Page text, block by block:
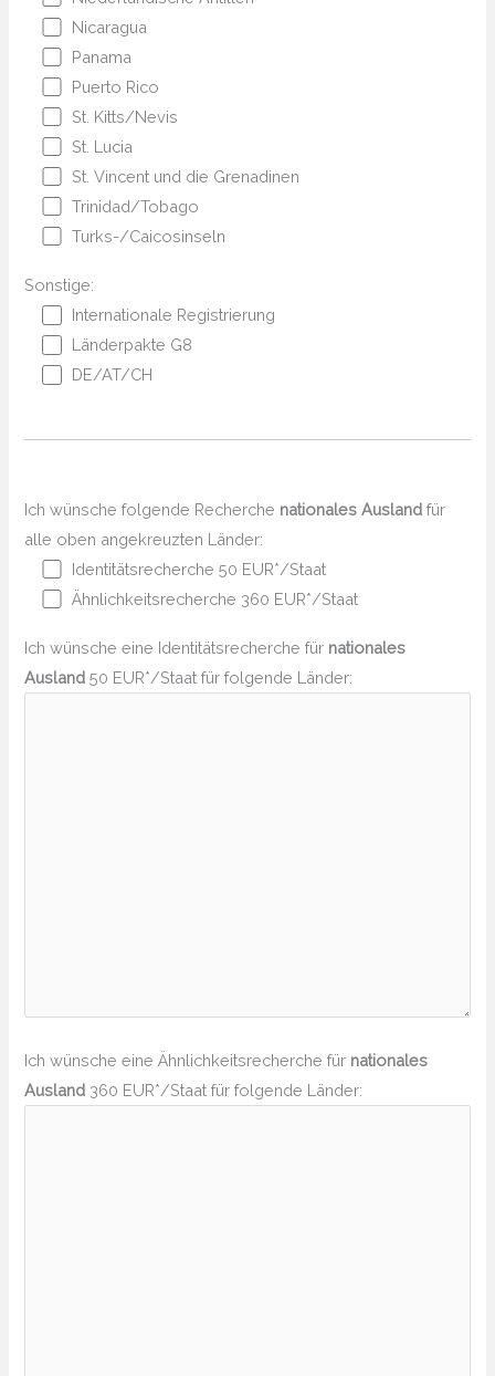
Nicaragua
Panama
Puerto Rico
St. Kitts/Nevis
St. Lucia
St. Vincent und die Grenadinen
Trinidad/Tobago
Turks-/Caicosinseln
Sonstige:
Internationale Registrierung
Länderpakte G8
DE/AT/CH
Ich wünsche folgende Recherche nationales Ausland für
alle oben angekreuzten Länder:
Identitätsrecherche 50 EUR*/Staat
Ähnlichkeitsrecherche 360 EUR*/Staat
Ich wünsche eine Identitätsrecherche für nationales
Ausland 50 EUR*/Staat für folgende Länder:
Ich wünsche eine Ähnlichkeitsrecherche für nationales
Ausland 360 EUR*/Staat für folgende Länder: